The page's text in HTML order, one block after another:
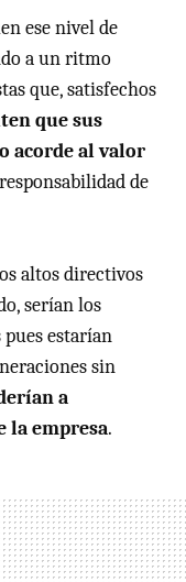
ese nivel de
a un ritmo
que, satisfechos
que sus
acorde al valor
de
altos directivos
serían los
estarían
sin
a
la empresa.